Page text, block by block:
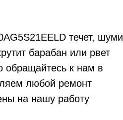
течет,
барабан или рвет
обращайтесь к нам в
любой ремонт
на нашу работу